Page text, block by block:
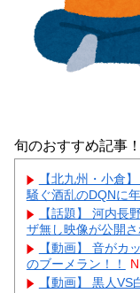
旬のおすすめ記事！
【北九州・小倉
騒ぐ酒乱のDQNに
【話題】 河内長
ザ無し映像が公開さ
【動画】 音がカ
のブーメラン！！
【動画】 黒人